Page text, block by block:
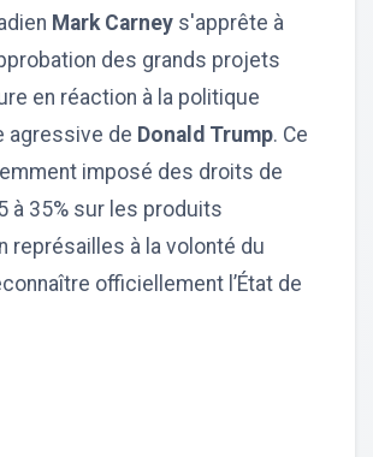
Mark Carney s'apprête à
des grands projets
en réaction à la politique
agressive de Donald Trump. Ce
imposé des droits de
à 35% sur les produits
représailles à la volonté du
officiellement l’État de